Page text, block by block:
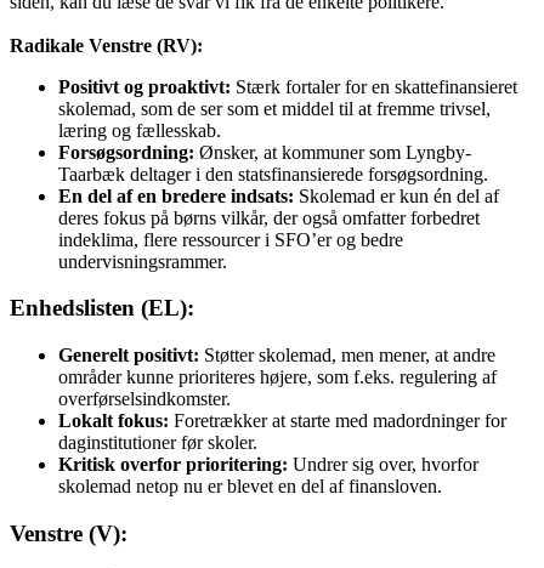
Radikale Venstre (RV):
Positivt og proaktivt: Stærk fortaler for en skattefinansieret
skolemad, som de ser som et middel til at fremme trivsel,
læring og fællesskab.
Forsøgsordning: Ønsker, at kommuner som Lyngby-
Taarbæk deltager i den statsfinansierede forsøgsordning.
En del af en bredere indsats: Skolemad er kun én del af
deres fokus på børns vilkår, der også omfatter forbedret
indeklima, flere ressourcer i SFO’er og bedre
undervisningsrammer.
Enhedslisten (EL):
Generelt positivt: Støtter skolemad, men mener, at andre
områder kunne prioriteres højere, som f.eks. regulering af
overførselsindkomster.
Lokalt fokus: Foretrækker at starte med madordninger for
daginstitutioner før skoler.
Kritisk overfor prioritering: Undrer sig over, hvorfor
skolemad netop nu er blevet en del af finansloven.
Venstre (V):